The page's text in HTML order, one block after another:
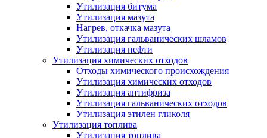
Утилизация битума
Утилизация мазута
Нагрев, откачка мазута
Утилизация гальванических шламов
Утилизация нефти
Утилизация химических отходов
Отходы химического происхождения
Утилизация химических отходов
Утилизация антифриза
Утилизация гальванических отходов
Утилизация этилен гликоля
Утилизация топлива
Утилизация топлива